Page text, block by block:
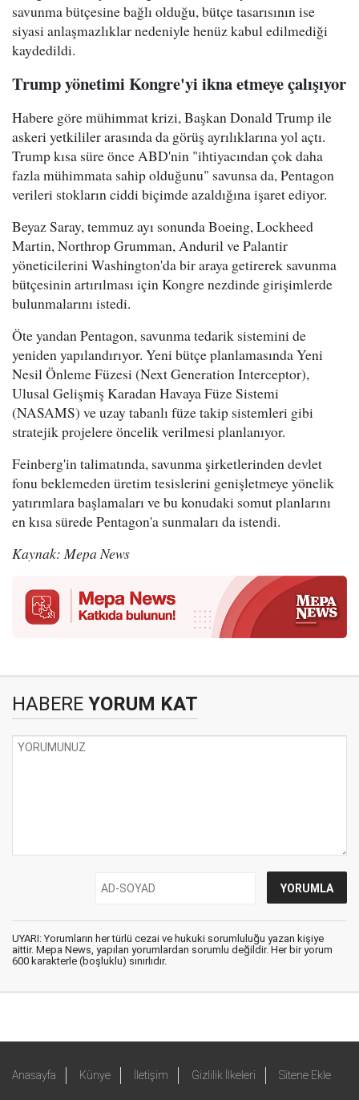
savunma bütçesine bağlı olduğu, bütçe tasarısının ise
siyasi anlaşmazlıklar nedeniyle henüz kabul edilmediği
kaydedildi.
Trump yönetimi Kongre'yi ikna etmeye çalışıyor
Habere göre mühimmat krizi, Başkan Donald Trump ile
askeri yetkililer arasında da görüş ayrılıklarına yol açtı.
Trump kısa süre önce ABD'nin "ihtiyacından çok daha
fazla mühimmata sahip olduğunu" savunsa da, Pentagon
verileri stokların ciddi biçimde azaldığına işaret ediyor.
Beyaz Saray, temmuz ayı sonunda Boeing, Lockheed
Martin, Northrop Grumman, Anduril ve Palantir
yöneticilerini Washington'da bir araya getirerek savunma
bütçesinin artırılması için Kongre nezdinde girişimlerde
bulunmalarını istedi.
Öte yandan Pentagon, savunma tedarik sistemini de
yeniden yapılandırıyor. Yeni bütçe planlamasında Yeni
Nesil Önleme Füzesi (Next Generation Interceptor),
Ulusal Gelişmiş Karadan Havaya Füze Sistemi
(NASAMS) ve uzay tabanlı füze takip sistemleri gibi
stratejik projelere öncelik verilmesi planlanıyor.
Feinberg'in talimatında, savunma şirketlerinden devlet
fonu beklemeden üretim tesislerini genişletmeye yönelik
yatırımlara başlamaları ve bu konudaki somut planlarını
en kısa sürede Pentagon'a sunmaları da istendi.
Kaynak: Mepa News
HABERE YORUM KAT
UYARI: Yorumların her türlü cezai ve hukuki sorumluluğu yazan kişiye
aittir. Mepa News, yapılan yorumlardan sorumlu değildir. Her bir yorum
600 karakterle (boşluklu) sınırlıdır.
Anasayfa Künye İletişim Gizlilik İlkeleri Sitene Ekle